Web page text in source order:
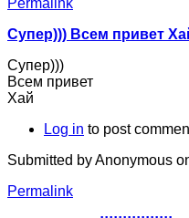
Permalink
Супер))) Всем привет
Супер)))
Всем привет
Хай
Log in to post
Submitted byAnonymous
Permalink